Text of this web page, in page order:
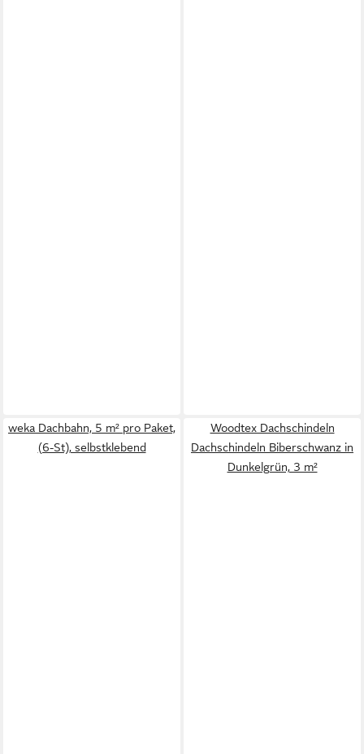
weka Dachbahn, 5 m² pro Paket,
(6-St), selbstklebend
Woodtex Dachschindeln
Dachschindeln Biberschwanz in
Dunkelgrün, 3 m²